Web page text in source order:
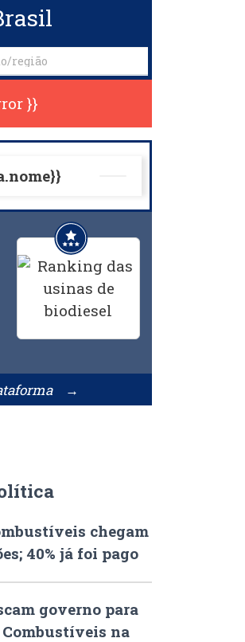
}}
→
chegam
40% já foi pago
governo para
na